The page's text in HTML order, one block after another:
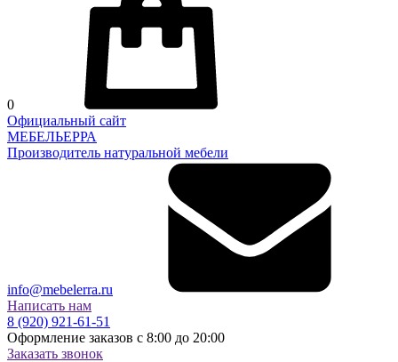
0
Официальный сайт
МЕБЕЛЬЕРРА
Производитель натуральной мебели
info@mebelerra.ru
Написать нам
8 (920) 921-61-51
Оформление заказов с 8:00 до 20:00
Заказать звонок